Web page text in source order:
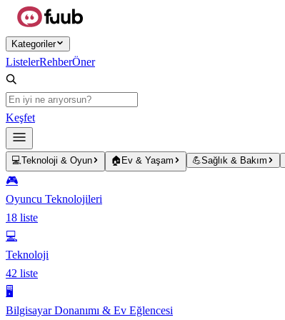
Ana içeriğe atla
Kategoriler
ListelerRehberÖner
Keşfet
💻Teknoloji & Oyun 🏠 Ev & Yaşam 💪Sağlık & Bakım
🎮
Oyuncu Teknolojileri
18 liste
💻
Teknoloji
42 liste
🖥️
Bilgisayar Donanımı & Ev Eğlencesi